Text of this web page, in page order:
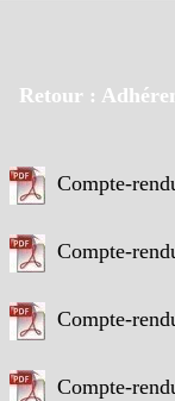
Retour :
Compte-
Compte-
Compte-
Compte-